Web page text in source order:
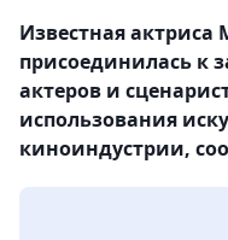
Известная актриса
присоединилась к
актеров и
использования
киноиндустрии,